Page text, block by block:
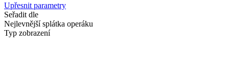
Upřesnit parametry
Seřadit dle
Nejlevnější splátka operáku
Typ zobrazení